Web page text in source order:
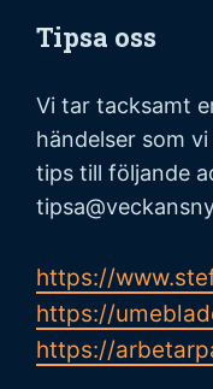
Tipsa oss
Vi tar tacksamt
händelser som
tips till följande
https://
https://
https://